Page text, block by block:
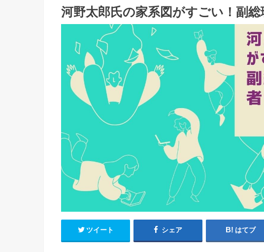
河野太郎氏の家系図がすごい！副総
ツイート シェア はてブ